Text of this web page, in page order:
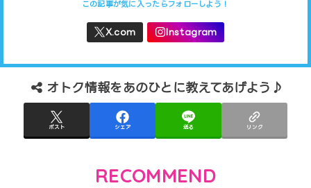
オトク情報をあのひとに教えてあげよう♪
ポスト シェア 送る リンク
RECOMMEND